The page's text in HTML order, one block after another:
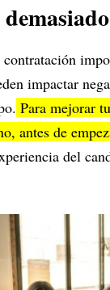
impactar
Para mejorar
antes de
del